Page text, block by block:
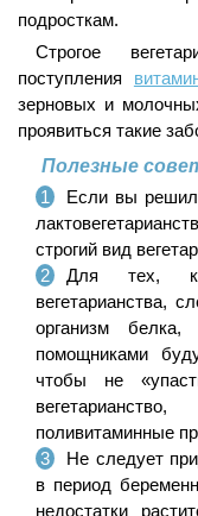
подросткам.
Строгое
поступления
зерновых и
проявиться такие
Полезные
Если вы
строгий вид
Для тех,
вегетарианства,
организм
помощниками
чтобы не
поливитаминные
Не следует
в период
недостатки